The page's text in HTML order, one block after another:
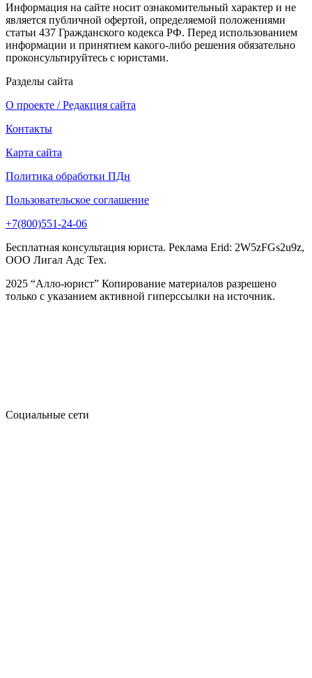
Информация на сайте носит ознакомительный характер и не
является публичной офертой, определяемой положениями
статьи 437 Гражданского кодекса РФ. Перед использованием
информации и принятием какого-либо решения обязательно
проконсультируйтесь с юристами.
Разделы сайта
О проекте / Редакция сайта
Контакты
Карта сайта
Политика обработки ПДн
Пользовательское соглашение
+7(800)551-24-06
Бесплатная консультация юриста. Реклама Erid: 2W5zFGs2u9z,
ООО Лигал Адс Тех.
2025 “Алло-юрист” Копирование материалов разрешено
только с указанием активной гиперссылки на источник.
Социальные сети